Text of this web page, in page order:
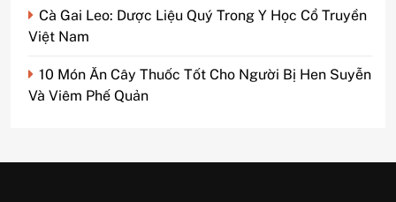
Cà Gai Leo: Dược Liệu Quý Trong Y Học Cổ Truyền
Việt Nam
10 Món Ăn Cây Thuốc Tốt Cho Người Bị Hen Suyễn
Và Viêm Phế Quản